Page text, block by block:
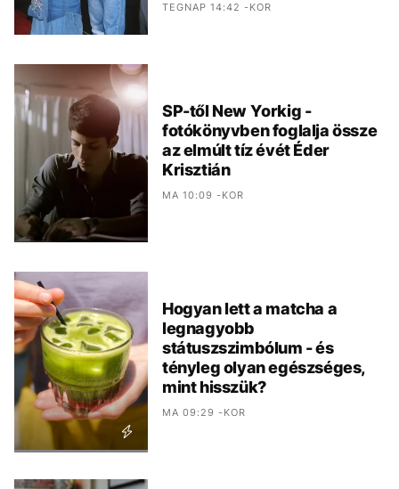
TEGNAP 14:42 -KOR
SP-től New Yorkig -
fotókönyvben foglalja össze
az elmúlt tíz évét Éder
Krisztián
MA 10:09 -KOR
Hogyan lett a matcha a
legnagyobb
státuszszimbólum - és
tényleg olyan egészséges,
mint hisszük?
MA 09:29 -KOR